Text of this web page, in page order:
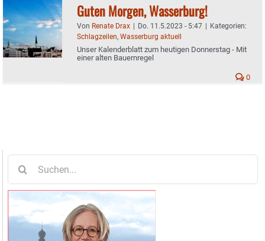
Guten Morgen, Wasserburg!
Von Renate Drax | Do. 11.5.2023 - 5:47 | Kategorien:
Schlagzeilen, Wasserburg aktuell
Unser Kalenderblatt zum heutigen Donnerstag - Mit
einer alten Bauernregel
0
nach: